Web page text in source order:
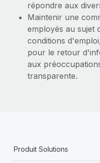
répondre aux
Maintenir une
employés au sujet
conditions
pour le retour
aux
transparente.
Produit Solutions